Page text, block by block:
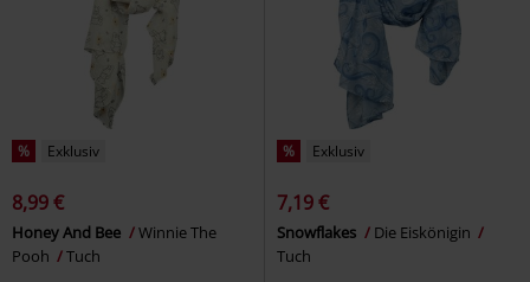
% Exklusiv
8,99 €
Honey And Bee
Winnie The
Pooh
Tuch
% Exklusiv
7,19 €
Snowflakes
Die Eiskönigin
Tuch